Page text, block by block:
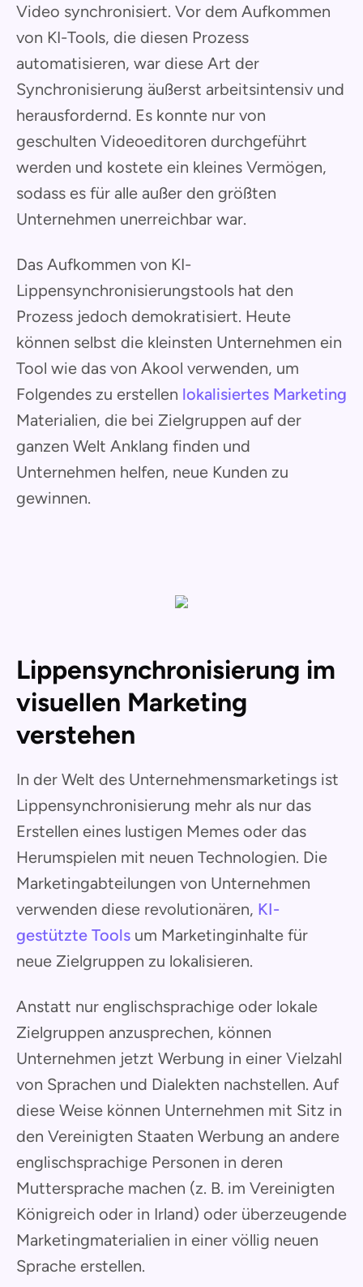
Video synchronisiert. Vor dem Aufkommen
von KI-Tools, die diesen Prozess
automatisieren, war diese Art der
Synchronisierung äußerst arbeitsintensiv und
herausfordernd. Es konnte nur von
geschulten Videoeditoren durchgeführt
werden und kostete ein kleines Vermögen,
sodass es für alle außer den größten
Unternehmen unerreichbar war.
Das Aufkommen von KI-
Lippensynchronisierungstools hat den
Prozess jedoch demokratisiert. Heute
können selbst die kleinsten Unternehmen ein
Tool wie das von Akool verwenden, um
Folgendes zu erstellen lokalisiertes Marketing
Materialien, die bei Zielgruppen auf der
ganzen Welt Anklang finden und
Unternehmen helfen, neue Kunden zu
gewinnen.
Lippensynchronisierung im
visuellen Marketing
verstehen
In der Welt des Unternehmensmarketings ist
Lippensynchronisierung mehr als nur das
Erstellen eines lustigen Memes oder das
Herumspielen mit neuen Technologien. Die
Marketingabteilungen von Unternehmen
verwenden diese revolutionären, KI-
gestützte Tools um Marketinginhalte für
neue Zielgruppen zu lokalisieren.
Anstatt nur englischsprachige oder lokale
Zielgruppen anzusprechen, können
Unternehmen jetzt Werbung in einer Vielzahl
von Sprachen und Dialekten nachstellen. Auf
diese Weise können Unternehmen mit Sitz in
den Vereinigten Staaten Werbung an andere
englischsprachige Personen in deren
Muttersprache machen (z. B. im Vereinigten
Königreich oder in Irland) oder überzeugende
Marketingmaterialien in einer völlig neuen
Sprache erstellen.